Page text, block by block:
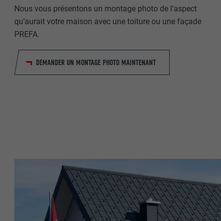
Nous vous présentons un montage photo de l’aspect
qu’aurait votre maison avec une toiture ou une façade
PREFA.
DEMANDER UN MONTAGE PHOTO MAINTENANT
NOM
EXPIRATION
UTILITÉ
EXPIRATION
UTILITÉ